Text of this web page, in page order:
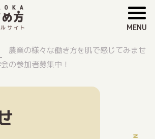
サイト MENU
農業の様々な働き方を肌で感じてみませ
の参加者募集中！